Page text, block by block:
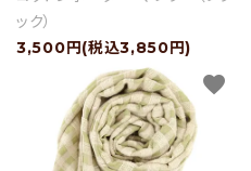
ック）
3,500円(税込3,850円)
favorite